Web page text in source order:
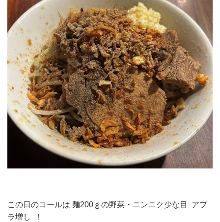
この日のコールは 麺200ｇの野菜・ニンニク少な目 アブ
ラ増し ！